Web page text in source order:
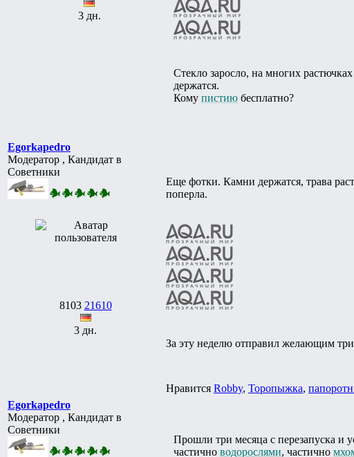
3 дн.
Стекло заросло, на многих
держатся.
Кому пистию бесплатно?
Egorkapedro
Модератор , Кандидат в
Советники
8103 21610
3 дн.
Еще фотки. Камни держатся, трава
поперла.
За эту неделю отправил желающим три
Нравится Robby, Торопыжка,
Egorkapedro
Модератор , Кандидат в
Советники
Прошли три месяца с перезапуска и
частично водорослями, частично